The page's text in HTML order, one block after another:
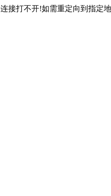
接打不开!如需重定向到指定